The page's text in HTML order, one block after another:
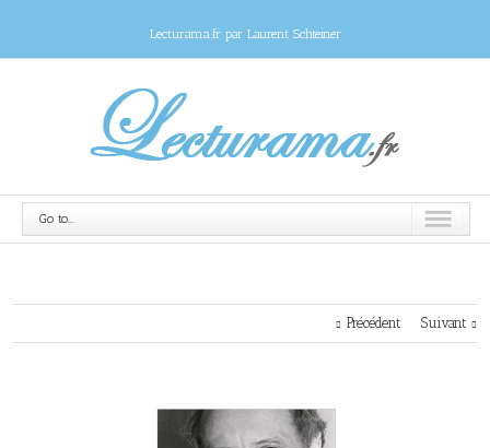
Lecturama.fr par Laurent Schteiner
Go to...
Précédent Suivant